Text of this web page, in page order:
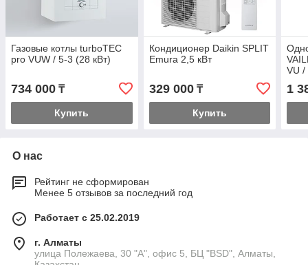
Газовые котлы turboTEC
pro VUW / 5-3 (28 кВт)
734 000 ₸
Купить
Кондиционер Daikin SPLIT
Emura 2,5 кВт
329 000₸
Купить
VU /
1
О нас
Рейтинг не сформирован
Менее 5 отзывов за последний год
Работает с 25.02.2019
г. Алматы
улица Полежаева, 30 "А", офис 5, БЦ "BSD", Алматы,